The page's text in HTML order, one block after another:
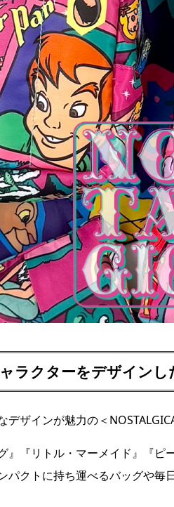
ラクターをデザインし
デザインが魅力の＜
』『リトル・マーメイド』『
パクトに持ち運べるバッグや毎